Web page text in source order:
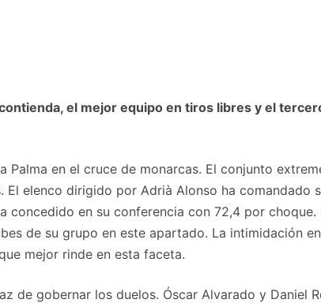
el mejor equipo en tiros libres y el
en el cruce de monarcas. El conjunto
elenco dirigido por Adrià Alonso ha comandado
concedido en su conferencia con 72,4 por choque.
de su grupo en este apartado. La intimidación
mejor rinde en esta faceta.
de gobernar los duelos. Óscar Alvarado y Daniel